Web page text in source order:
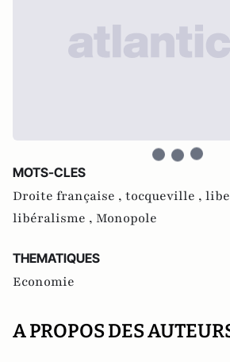
MOTS-CLES
Droite française , tocqueville ,
libéralisme , Monopole
THEMATIQUES
Economie
A PROPOS DES